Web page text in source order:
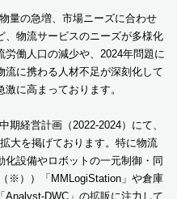
量の急増、市場ニーズに合わせ
、物流サービスのニーズが多様化
労働人口の減少や、2024年問題に
に携わる人材不足が深刻化して
に高まっております。
期経営計画（2022-2024）にて、
大を掲げております。特に物流
設備やロボットの一元制御・同
※））「MMLogiStation」や倉庫
DWC」の拡販に注力して